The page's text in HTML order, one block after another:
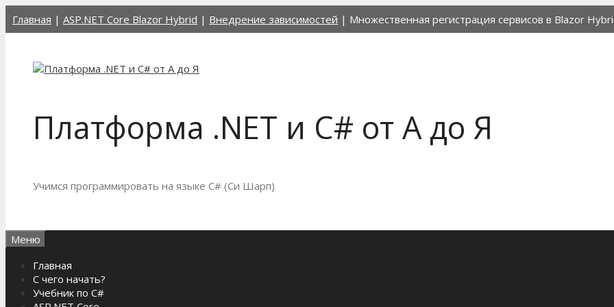
Главная | ASP.NET Core Blazor Hybrid | Внедрение зависимостей | Множественная регистрация сервисов в Blazor
Платформа .NET и C# от А до Я
Учимся программировать на языке C# (Си Шарп)
Меню
Главная
С чего начать?
Учебник по C#